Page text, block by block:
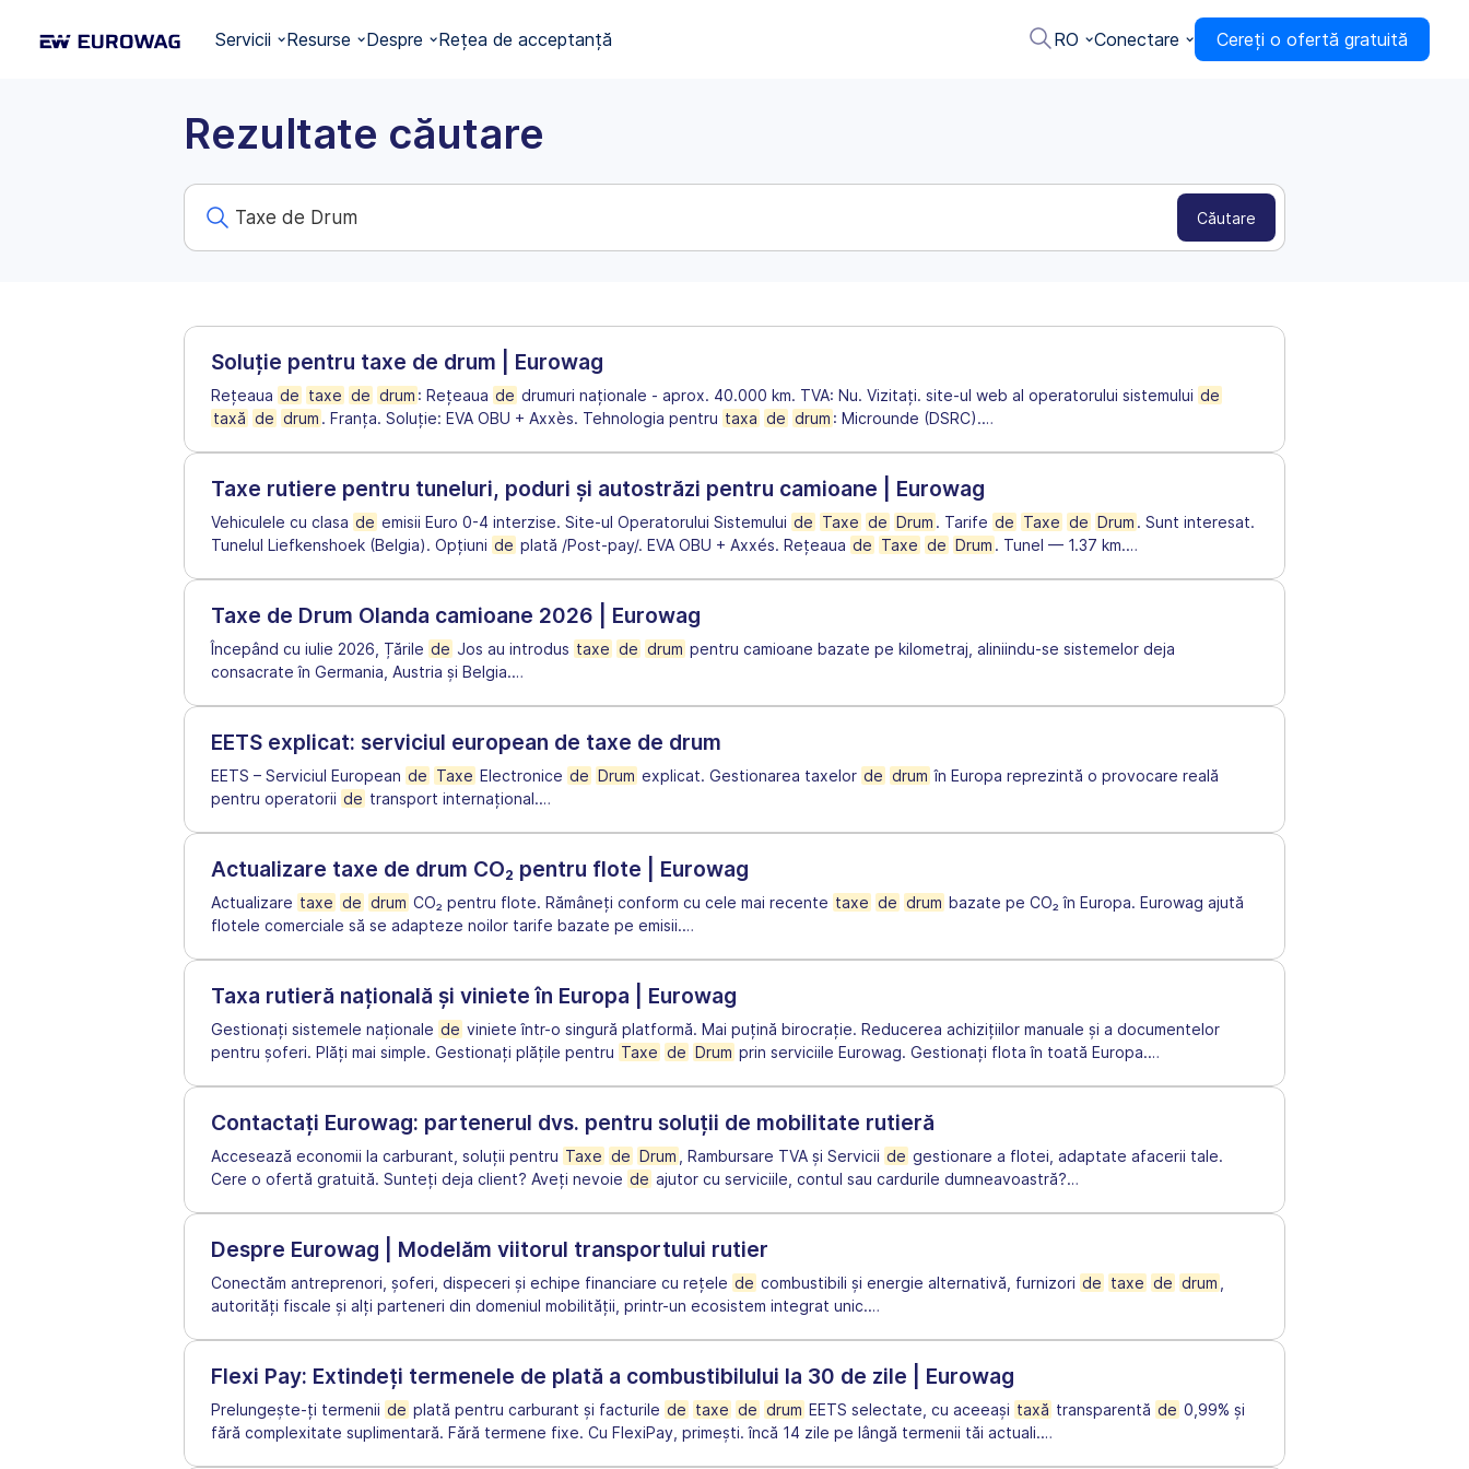
Servicii Resurse Despre Rețea de acceptanță RO Conectare Cereți o ofertă gratuită
Rezultate căutare
Soluție pentru taxe de drum | Eurowag
Rețeaua de taxe de drum : Rețeaua de drumuri naționale - aprox. 40.000 km. TVA: Nu. Vizitați. site-ul web al operatorului sistemului de
taxă de drum . Franţa. Soluție: EVA OBU + Axxès. Tehnologia pentru taxa de drum : Microunde (DSRC).…
Taxe rutiere pentru tuneluri, poduri și autostrăzi pentru camioane | Eurowag
Vehiculele cu clasa de emisii Euro 0-4 interzise. Site-ul Operatorului Sistemului de Taxe de Drum . Tarife de Taxe de Drum . Sunt interesat.
Tunelul Liefkenshoek (Belgia). Opțiuni de plată /Post-pay/. EVA OBU + Axxés. Rețeaua de Taxe de Drum . Tunel — 1.37 km.…
Taxe de Drum Olanda camioane 2026 | Eurowag
Începând cu iulie 2026, Țările de Jos au introdus taxe de drum pentru camioane bazate pe kilometraj, aliniindu-se sistemelor deja
consacrate în Germania, Austria și Belgia.…
EETS explicat: serviciul european de taxe de drum
EETS – Serviciul European de Taxe Electronice de Drum explicat. Gestionarea taxelor de drum în Europa reprezintă o provocare reală
pentru operatorii de transport internațional.…
Actualizare taxe de drum CO₂ pentru flote | Eurowag
Actualizare taxe de drum CO₂ pentru flote. Rămâneți conform cu cele mai recente taxe de drum bazate pe CO₂ în Europa. Eurowag ajută
flotele comerciale să se adapteze noilor tarife bazate pe emisii.…
Taxa rutieră națională și viniete în Europa | Eurowag
Gestionați sistemele naționale de viniete într-o singură platformă. Mai puțină birocrație. Reducerea achizițiilor manuale și a documentelor
pentru șoferi. Plăți mai simple. Gestionați plățile pentru Taxe de Drum prin serviciile Eurowag. Gestionați flota în toată Europa.…
Contactați Eurowag: partenerul dvs. pentru soluții de mobilitate rutieră
Accesează economii la carburant, soluții pentru Taxe de Drum , Rambursare TVA și Servicii de gestionare a flotei, adaptate afacerii tale.
Cere o ofertă gratuită. Sunteți deja client? Aveți nevoie de ajutor cu serviciile, contul sau cardurile dumneavoastră?…
Despre Eurowag | Modelăm viitorul transportului rutier
Conectăm antreprenori, șoferi, dispeceri și echipe financiare cu rețele de combustibili și energie alternativă, furnizori de taxe de drum
autorități fiscale și alți parteneri din domeniul mobilității, printr-un ecosistem integrat unic.…
Flexi Pay: Extindeți termenele de plată a combustibilului la 30 de zile | Eurowag
Prelungește-ți termenii de plată pentru carburant și facturile de taxe de drum EETS selectate, cu aceeași taxă transparentă de 0,99% și
fără complexitate suplimentară. Fără termene fixe. Cu FlexiPay, primești. încă 14 zile pe lângă termenii tăi actuali.…